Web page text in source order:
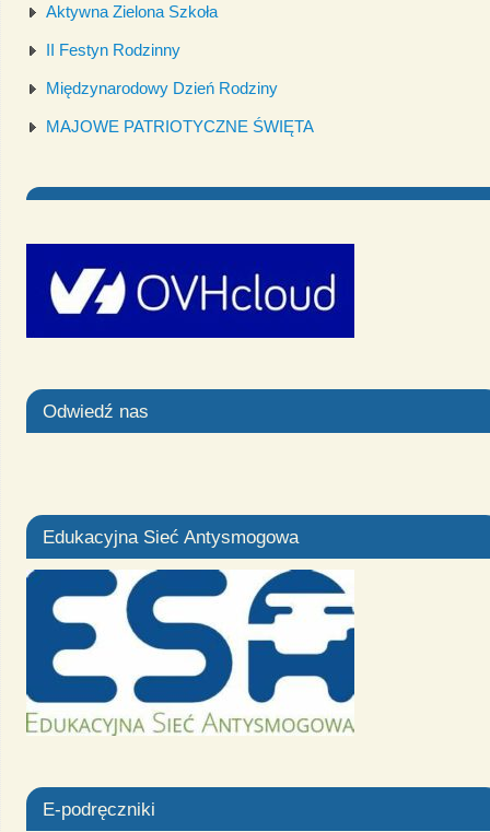
Aktywna Zielona Szkoła
II Festyn Rodzinny
Międzynarodowy Dzień Rodziny
MAJOWE PATRIOTYCZNE ŚWIĘTA
Odwiedź nas
Edukacyjna Sieć Antysmogowa
E-podręczniki